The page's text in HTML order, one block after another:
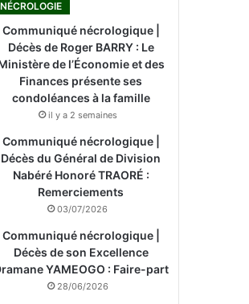
NÉCROLOGIE
Communiqué nécrologique |
Décès de Roger BARRY : Le
de l’Économie et des
Finances présente ses
condoléances à la famille
il y a 2 semaines
Communiqué nécrologique |
Décès du Général de Division
Nabéré Honoré TRAORÉ :
Remerciements
03/07/2026
Communiqué nécrologique |
Décès de son Excellence
YAMEOGO : Faire-part
28/06/2026